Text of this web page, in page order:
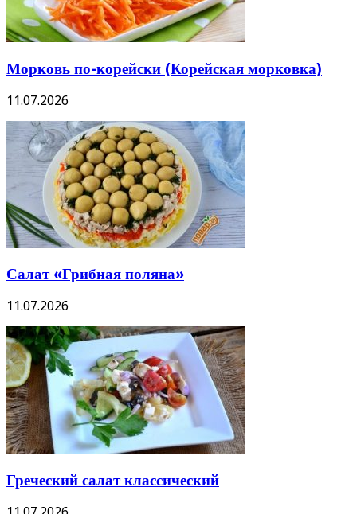
Морковь по-корейски (Корейская морковка)
11.07.2026
Салат «Грибная поляна»
11.07.2026
Греческий салат классический